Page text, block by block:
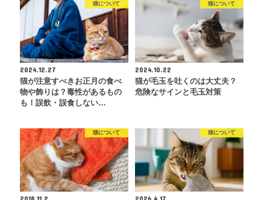
猫について
2024.12.27
猫が注意すべきお正月の食べ
物や飾りは？毒性があるもの
も！誤飲・誤食しない…
猫について
2024.10.22
猫が毛玉を吐くのは大丈夫？
危険なサインと毛玉対策
猫について
2018.11.2
猫について
2026.4.17